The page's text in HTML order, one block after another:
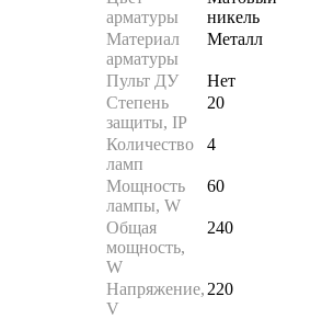
арматуры
никель
Материал
арматуры
Металл
Пульт ДУ
Нет
Степень
защиты, IP
20
Количество
ламп
4
Мощность
лампы, W
60
Общая
мощность,
W
240
Напряжение,
V
220